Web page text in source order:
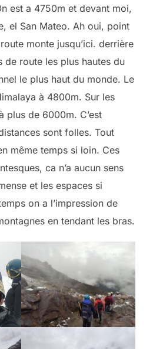
est a 4750m et devant moi,
el San Mateo. Ah oui, point
monte jusqu’ici. derrière
de route les plus hautes du
le plus haut du monde. Le
à 4800m. Sur les
plus de 6000m. C’est
sont folles. Tout
même temps si loin. Ces
ca n’a aucun sens
et les espaces si
on a l’impression de
en tendant les bras.